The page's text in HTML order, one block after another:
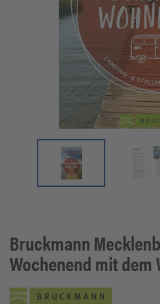
Bruckmann
Wochenend mit dem